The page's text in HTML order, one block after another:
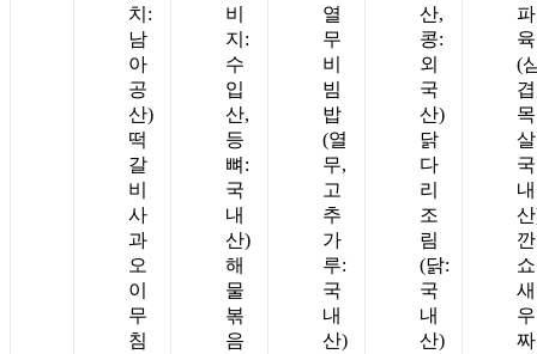
치:
남
아
공
산)
떡
갈
비
사
과
오
이
무
침
비
지:
수
입
산,
등
뼈:
국
내
산)
해
물
볶
음
열
무
비
빔
밥
(열
무,
고
추
가
루:
국
내
산)
산,
콩:
외
국
산)
닭
다
리
조
림
(닭:
국
내
산)
파
육
(
목
국
내
깐
쇼
새
우
짜